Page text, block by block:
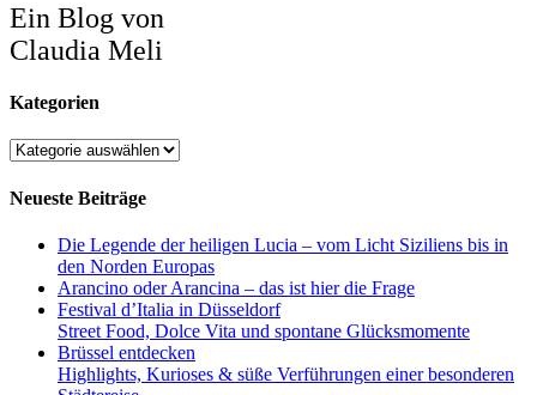
Ein Blog von
Claudia Meli
Kategorien
Kategorien
Neueste Beiträge
Die Legende der heiligen Lucia – vom Licht Siziliens bis in
den Norden Europas
Arancino oder Arancina – das ist hier die Frage
Festival d’Italia in Düsseldorf
Street Food, Dolce Vita und spontane Glücksmomente
Brüssel entdecken
Highlights, Kurioses & süße Verführungen einer besonderen